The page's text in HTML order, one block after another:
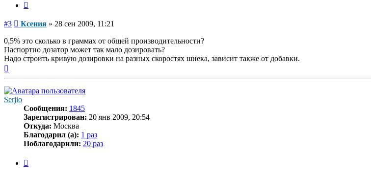
#3 Сообщение
Ксения » 28 сен 2009, 11:21
0,5% это сколько в граммах от общей производительности?
Паспортно дозатор может так мало дозировать?
Надо строить кривую дозировки на разных скоростях шнека, зависит также от добавки.
Serjio
Сообщения: 1845
Зарегистрирован: 20 янв 2009, 20:54
Откуда: Москва
Благодарил (а): 1 раз
Поблагодарили: 20 раз